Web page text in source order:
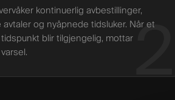
2
kontinuerlig avbestillinger,
og nyåpnede tidsluker. Når et
blir tilgjengelig, mottar